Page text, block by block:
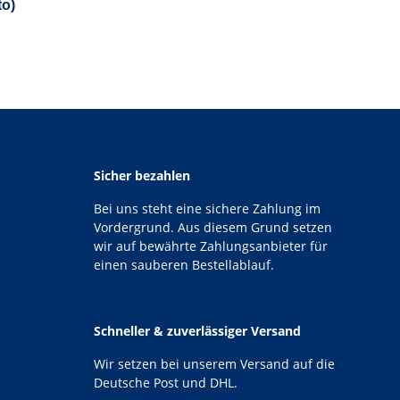
Sicher bezahlen
Bei uns steht eine sichere Zahlung im
Vordergrund. Aus diesem Grund setzen
wir auf bewährte Zahlungsanbieter für
einen sauberen Bestellablauf.
Schneller & zuverlässiger Versand
Wir setzen bei unserem Versand auf die
Deutsche Post und DHL.